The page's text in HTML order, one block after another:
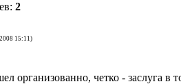
: 2
15:11)
организованно, четко - заслуга в